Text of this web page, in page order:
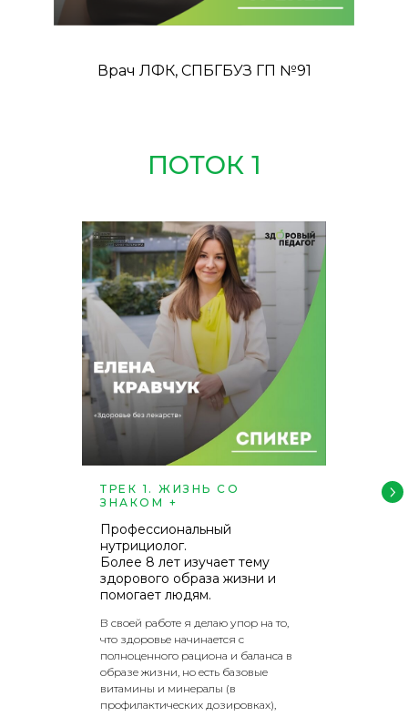
Врач ЛФК, СПБГБУЗ ГП №91
ПОТОК 1
ТРЕК 1. ЖИЗНЬ СО
ЗНАКОМ +
Профессиональный
нутрициолог.
Более 8 лет изучает тему
здорового образа жизни и
помогает людям.
В своей работе я делаю упор на то,
что здоровье начинается с
полноценного рациона и баланса в
образе жизни, но есть базовые
витамины и минералы (в
профилактических дозировках),